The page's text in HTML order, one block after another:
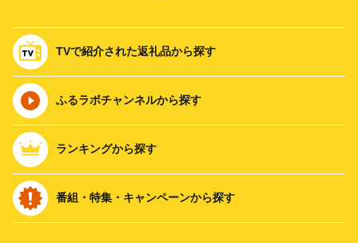
TVで紹介された返礼品から探す
ふるラボチャンネルから探す
ランキングから探す
番組・特集・キャンペーンから探す